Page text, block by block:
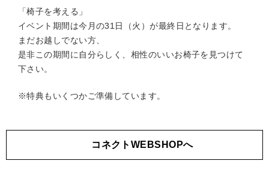
「椅子を考える」
イベント期間は今月の31日（火）が最終日となります。
まだお越しでない方、
是非この期間に自分らしく、相性のいいお椅子を見つけて
下さい。
※特典もいくつかご準備しています。
コネクトWEBSHOPへ